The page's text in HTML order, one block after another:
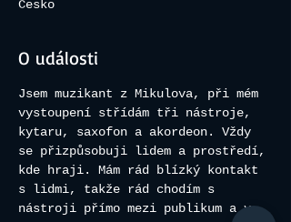
Česko
O události
Jsem muzikant z Mikulova, při mém
vystoupení střídám tři nástroje,
kytaru, saxofon a akordeon. Vždy
se přizpůsobuji lidem a prostředí,
kde hraji. Mám rád blízký kontakt
s lidmi, takže rád chodím s
nástroji přímo mezi publikum a v